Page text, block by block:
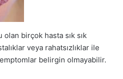
birçok hasta sık sık
veya rahatsızlıklar ile
belirgin olmayabilir.